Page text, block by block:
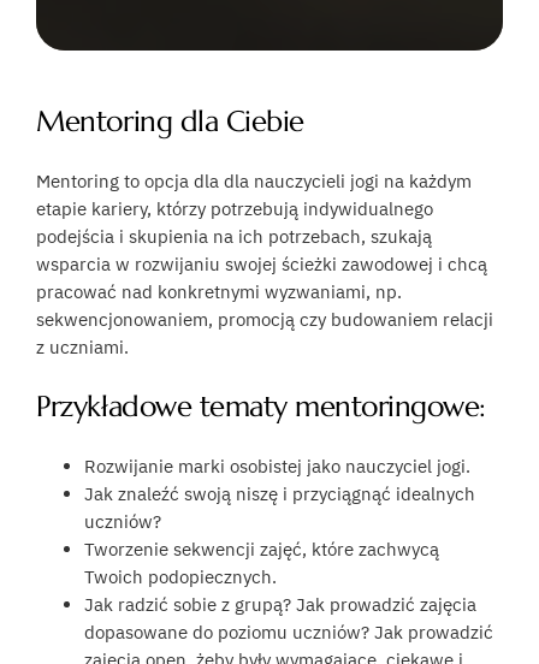
Mentoring dla Ciebie
Mentoring to opcja dla dla nauczycieli jogi na każdym
etapie kariery, którzy potrzebują indywidualnego
podejścia i skupienia na ich potrzebach, szukają
wsparcia w rozwijaniu swojej ścieżki zawodowej i chcą
pracować nad konkretnymi wyzwaniami, np.
sekwencjonowaniem, promocją czy budowaniem relacji
z uczniami.
Przykładowe tematy mentoringowe:
Rozwijanie marki osobistej jako nauczyciel jogi.
Jak znaleźć swoją niszę i przyciągnąć idealnych
uczniów?
Tworzenie sekwencji zajęć, które zachwycą
Twoich podopiecznych.
Jak radzić sobie z grupą? Jak prowadzić zajęcia
dopasowane do poziomu uczniów? Jak prowadzić
zajęcia open, żeby były wymagające, ciekawe i